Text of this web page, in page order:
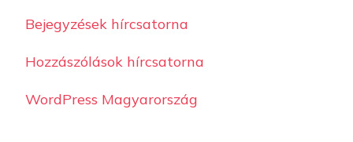
Bejegyzések hírcsatorna
Hozzászólások hírcsatorna
WordPress Magyarország